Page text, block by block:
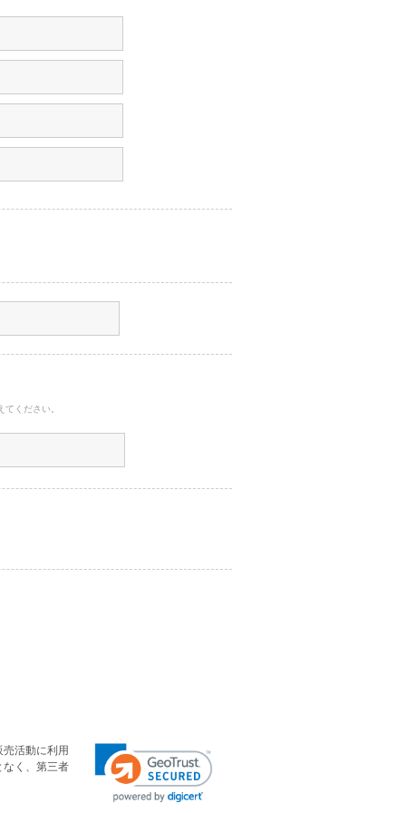
ください。
活動に利用
なく、第三者